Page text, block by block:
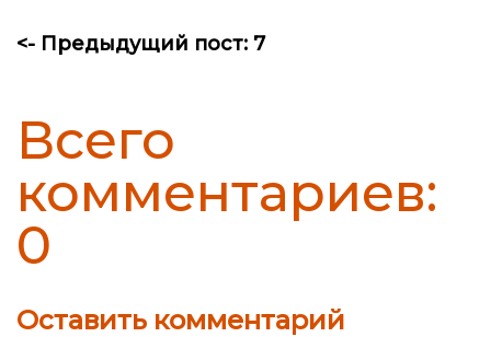
<- Предыдущий пост: 7
Всего
комментариев:
0
Оставить комментарий